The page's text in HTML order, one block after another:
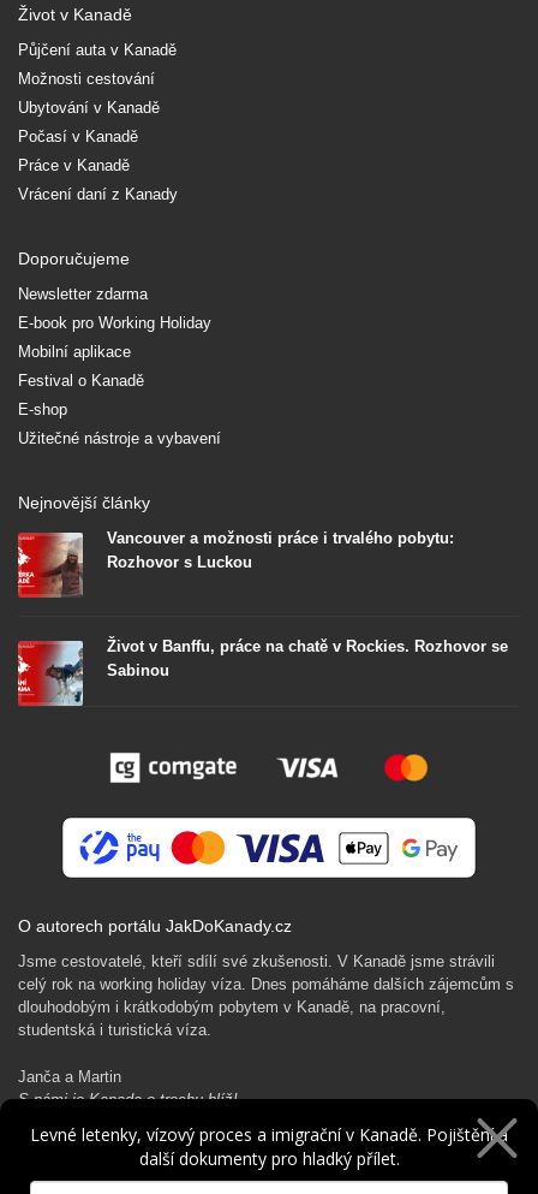
Život v Kanadě
Půjčení auta v Kanadě
Možnosti cestování
Ubytování v Kanadě
Počasí v Kanadě
Práce v Kanadě
Vrácení daní z Kanady
Doporučujeme
Newsletter zdarma
E-book pro Working Holiday
Mobilní aplikace
Festival o Kanadě
E-shop
Užitečné nástroje a vybavení
Nejnovější články
Vancouver a možnosti práce i trvalého pobytu:
Rozhovor s Luckou
Život v Banffu, práce na chatě v Rockies. Rozhovor se
Sabinou
O autorech portálu JakDoKanady.cz
Jsme cestovatelé, kteří sdílí své zkušenosti. V Kanadě jsme strávili
celý rok na working holiday víza. Dnes pomáháme dalších zájemcům s
dlouhodobým i krátkodobým pobytem v Kanadě, na pracovní,
studentská i turistická víza.
Janča a Martin
S námi je Kanada o trochu blíž!
Rádi Ti pomůžeme s kanadským dobrodružstvím…
Levné letenky, vízový proces a imigrační v Kanadě. Pojištění a
další dokumenty pro hladký přílet.